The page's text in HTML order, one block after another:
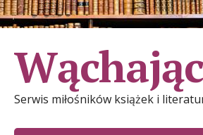
Serwis miłośników książek i